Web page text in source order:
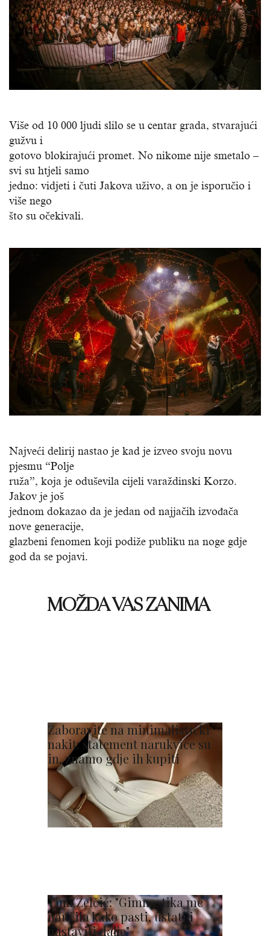
Više od 10 000 ljudi slilo se u centar grada, stvarajući
gužvu i
gotovo blokirajući promet. No nikome nije smetalo –
svi su htjeli samo
jedno: vidjeti i čuti Jakova uživo, a on je isporučio i
više nego
što su očekivali.
Najveći delirij nastao je kad je izveo svoju novu
pjesmu “Polje
ruža”, koja je oduševila cijeli varaždinski Korzo.
Jakov je još
jednom dokazao da je jedan od najjačih izvođača
nove generacije,
glazbeni fenomen koji podiže publiku na noge gdje
god da se pojavi.
MOŽDA VAS ZANIMA
Zaboravite na minimalistički
nakit: statement narukvice su
in, znamo gdje ih kupiti
Tina Zelčić: "Gimnastika me
naučila kako pasti, ustati i
nastaviti dalje"